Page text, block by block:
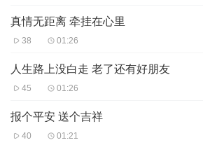
真情无距离 牵挂在心里
38 01:26
人生路上没白走 老了还有好朋友
45 01:26
报个平安 送个吉祥
40 01:21